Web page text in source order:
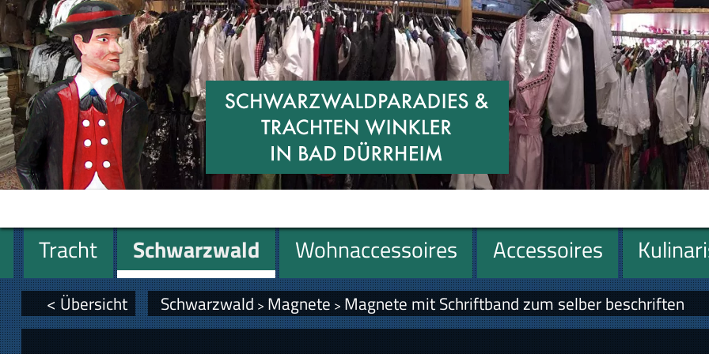
Tracht Schwarzwald Wohnaccessoires Accessoires
Miniaturen
Geschenke
< Übersicht Schwarzwald > Magnete > Magnete mit Schriftband zum selber beschriften